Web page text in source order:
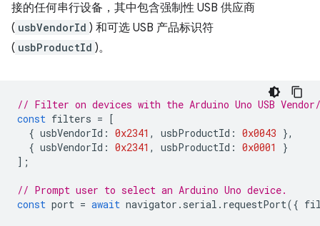
接的任何串行设备，其中包含强制性 USB 供应商
( usbVendorId ) 和可选 USB 产品标识符
( usbProductId )。
// Filter on devices with the Arduino Uno USB
const filters = [
{ usbVendorId : 0x2341 , usbProductId : 0x0043 },
{ usbVendorId : 0x2341 , usbProductId : 0x0001
}
];
// Prompt user to select an Arduino Uno device.
const port = await navigator . serial . requestPort({